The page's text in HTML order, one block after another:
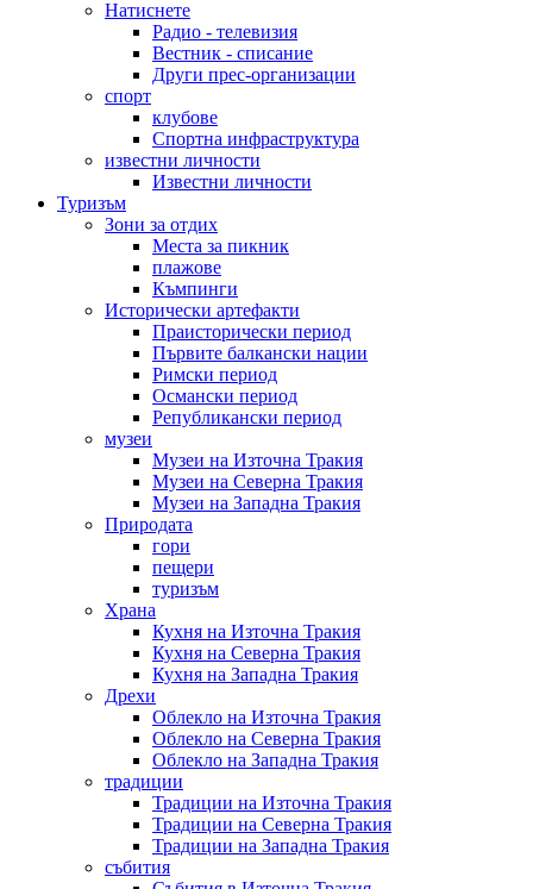
Натиснете
Радио - телевизия
Вестник - списание
Други прес-организации
спорт
клубове
Спортна инфраструктура
известни личности
Известни личности
Туризъм
Зони за отдих
Места за пикник
плажове
Къмпинги
Исторически артефакти
Праисторически период
Първите балкански нации
Римски период
Османски период
Републикански период
музеи
Музеи на Източна Тракия
Музеи на Северна Тракия
Музеи на Западна Тракия
Природата
гори
пещери
туризъм
Храна
Кухня на Източна Тракия
Кухня на Северна Тракия
Кухня на Западна Тракия
Дрехи
Облекло на Източна Тракия
Облекло на Северна Тракия
Облекло на Западна Тракия
традиции
Традиции на Източна Тракия
Традиции на Северна Тракия
Традиции на Западна Тракия
събития